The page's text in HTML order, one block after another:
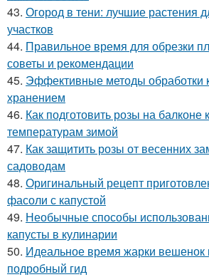
43. Огород в тени: лучшие растения
участков
44. Правильное время для обрезки
советы и рекомендации
45. Эффективные методы обработки
хранением
46. Как подготовить розы на балконе
температурам зимой
47. Как защитить розы от весенних
садоводам
48. Оригинальный рецепт
фасоли с капустой
49. Необычные способы
капусты в кулинарии
50. Идеальное время жарки вешенок
подробный гид